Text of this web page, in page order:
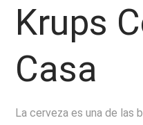
Krups
Casa
La cerveza es una de las